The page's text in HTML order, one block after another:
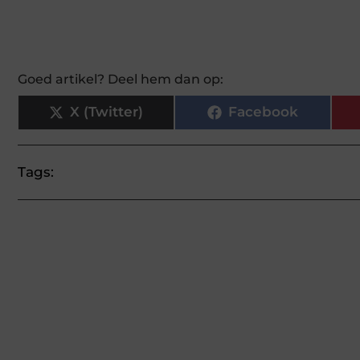
Goed artikel? Deel hem dan op:
X (Twitter) Facebook
Tags: